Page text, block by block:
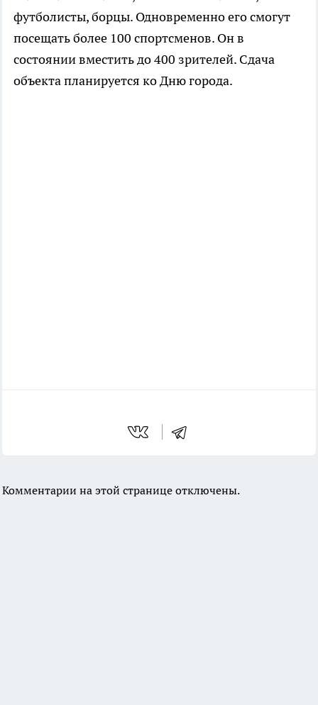
футболисты, борцы. Одновременно его смогут
посещать более 100 спортсменов. Он в
состоянии вместить до 400 зрителей. Сдача
объекта планируется ко Дню города.
Комментарии на этой странице отключены.